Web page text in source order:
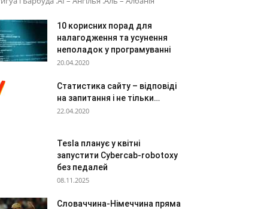
10 корисних порад для
налагодження та усунення
неполадок у програмуванні
20.04.2020
Статистика сайту – відповіді
на запитання і не тільки…
22.04.2020
Tesla планує у квітні
запустити Cybercab-robotoxy
без педалей
08.11.2025
Словаччина-Німеччина пряма